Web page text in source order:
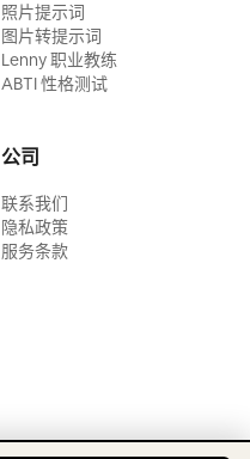
照片提示词
图片转提示词
Lenny 职业教练
ABTI 性格测试
公司
联系我们
隐私政策
服务条款